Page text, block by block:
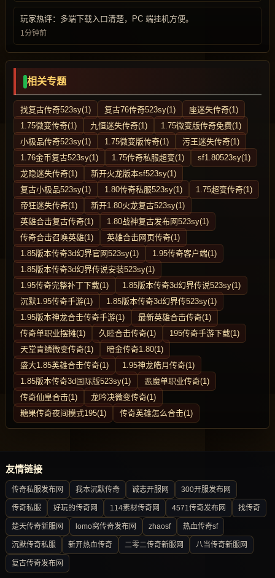
玩家热评：多端下载入口清楚，PC 端挂机方便。
1分钟前
相关专题
找复古传奇523sy(1) 复古76传奇523sy(1)
座迷失传奇(1)
1.75微变传奇(1)
九恒迷失传奇(1)
1.75微变版传奇免费(1)
小极品传奇523sy(1)
1.75微变版传奇(1)
污王迷失传奇(1)
1.76金币复古523sy(1)
1.75传奇私服超变(1)
sf1.80523sy(1)
龙隐迷失传奇(1)
新开火龙版本sf523sy(1)
复古小极品523sy(1)
1.80传奇私服523sy(1)
1.75超变传奇(1)
帝狂迷失传奇(1)
新开1.80火龙复古523sy(1)
英雄合击复古传奇(1)
1.80战神复古发布网523sy(1)
传奇合击召唤英雄(1)
英雄合击网页传奇(1)
1.85版本传奇3d幻界官网523sy(1)
1.95传奇客户端(1)
1.85版本传奇3d幻界传说安装523sy(1)
1.95传奇完整补丁下载(1)
1.85版本传奇3d幻界传说523sy(1)
沉默1.95传奇手游(1)
1.85版本传奇3d幻界传523sy(1)
1.95版本神龙合击传奇手游(1)
最新英雄合击传奇(1)
传奇单职业摆摊(1)
久睦合击传奇(1)
195传奇手游下载(1)
天堂青鳞微变传奇(1)
暗金传奇1.80(1)
盛大1.85英雄合击传奇(1)
1.95神龙皓月传奇(1)
1.85版本传奇3d国际版523sy(1)
恶魔单职业传奇(1)
传奇仙皇合击(1)
龙吟决微变传奇(1)
糖果传奇夜间模式195(1)
传奇英雄怎么合击(1)
友情链接
传奇私服发布网 我本沉默传奇 诚志开服网 300开服发布网
传奇私服 好玩的传奇网 114素材传奇网 4571传奇发布网 找传奇
楚天传奇新服网 lomo窝传奇发布网 zhaosf 热血传奇sf
沉默传奇私服 新开热血传奇 二零二传奇新服网 八当传奇新服网
复古传奇发布网